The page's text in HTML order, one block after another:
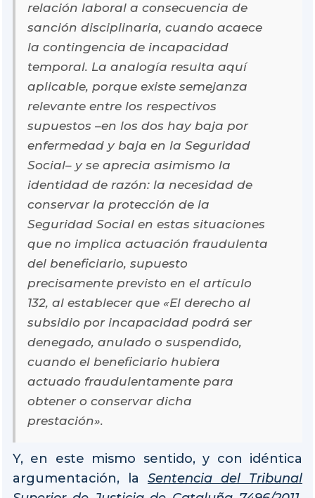
relación laboral a consecuencia de
sanción disciplinaria, cuando acaece
la contingencia de incapacidad
temporal. La analogía resulta aquí
aplicable, porque existe semejanza
relevante entre los respectivos
supuestos –en los dos hay baja por
enfermedad y baja en la Seguridad
Social– y se aprecia asimismo la
identidad de razón: la necesidad de
conservar la protección de la
Seguridad Social en estas situaciones
que no implica actuación fraudulenta
del beneficiario, supuesto
precisamente previsto en el artículo
132, al establecer que «El derecho al
subsidio por incapacidad podrá ser
denegado, anulado o suspendido,
cuando el beneficiario hubiera
actuado fraudulentamente para
obtener o conservar dicha
prestación».
Y, en este mismo sentido, y con idéntica
argumentación, la Sentencia del Tribunal